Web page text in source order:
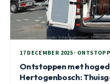
17 DECEMBER 2025 ·
Ontstoppen met
Hertogenbosch: